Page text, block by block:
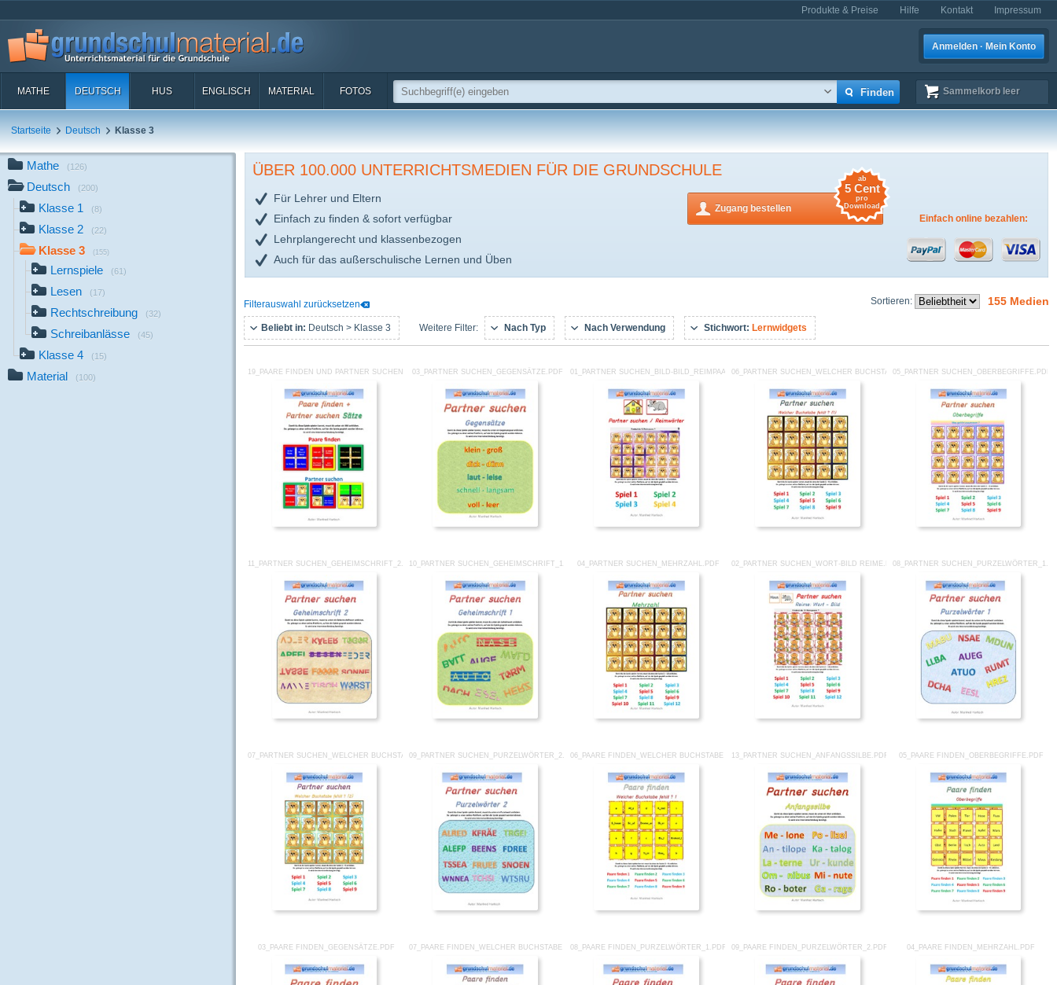
Produkte & Preise Hilfe Kontakt Impressum
Anmelden · Mein Konto
MATHE DEUTSCH HUS ENGLISCH MATERIAL FOTOS Sammelkorb leer
Startseite Deutsch Klasse 3
Mathe (126)
Deutsch (200)
Klasse 1 (8)
Klasse 2 (22)
Klasse 3 (155)
Lernspiele (61)
Lesen (17)
Rechtschreibung (32)
Schreibanlässe (45)
Klasse 4 (15)
Material (100)
ÜBER 100.000 UNTERRICHTSMEDIEN FÜR DIE GRUNDSCHULE
Für Lehrer und Eltern
Einfach zu finden & sofort verfügbar
Lehrplangerecht und klassenbezogen
Auch für das außerschulische Lernen und Üben
Zugang bestellen
ab
5 Cent
pro
Download
Einfach online bezahlen:
Sortieren: 155 Medien
Filterauswahl zurücksetzen
Beliebt in: Deutsch > Klasse 3 Weitere Filter: Nach Typ Nach Verwendung Stichwort: Lernwidgets
19_PAARE FINDEN UND PARTNER SUCHEN_SÄTZE.PDF03_PARTNER SUCHEN_GEGENSÄTZE.PDF 01_PARTNER SUCHEN_BILD-BILD_REIMPAARE.PDF06_PARTNER SUCHEN_WELCHER BUCHSTABE FEHLT_1.PDF05_PARTNER SUCHEN_OBERBEGRIFFE.PDF
11_PARTNER SUCHEN_GEHEIMSCHRIFT_2.PDF10_PARTNER SUCHEN_GEHEIMSCHRIFT_1.PDF04_PARTNER SUCHEN_MEHRZAHL.PDF 02_PARTNER SUCHEN_WORT-BILD REIME.PDF08_PARTNER
07_PARTNER SUCHEN_WELCHER BUCHSTABE FEHLT_2.PDF09_PARTNER SUCHEN_PURZELWÖRTER_2.PDF06_PAARE FINDEN_WELCHER BUCHSTABE FEHLT_1.PDF13_PARTNER SUCHEN_ANFANGSSILBE.PDF 05_PAARE FINDEN_OBERBEGRIFFE.PDF
03_PAARE FINDEN_GEGENSÄTZE.PDF 07_PAARE FINDEN_WELCHER BUCHSTABE FEHLT_2.PDF08_PAARE FINDEN_PURZELWÖRTER_1.PDF 09_PAARE FINDEN_PURZELWÖRTER_2.PDF 04_PAARE FINDEN_MEHRZAHL.PDF